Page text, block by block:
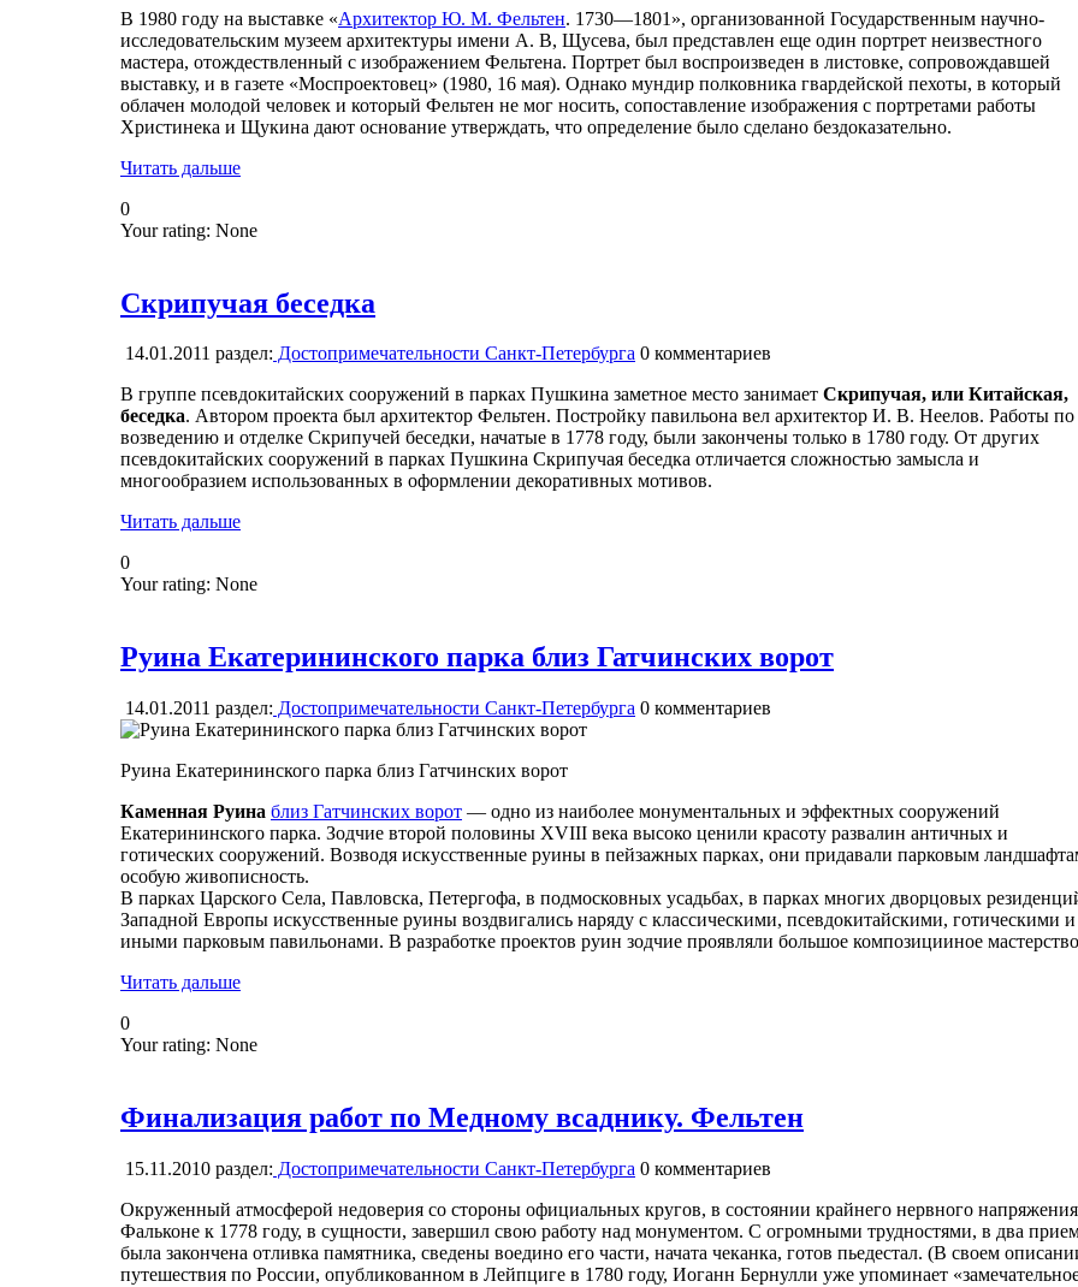
В 1980 году на выставке «Архитектор Ю. М. Фельтен. 1730—1801», организованной Государственным научно-
исследовательским музеем архитектуры имени А. В, Щусева, был представлен еще один портрет неизвестного
мастера, отождествленный с изображением Фельтена. Портрет был воспроизведен в листовке, сопровождавшей
выставку, и в газете «Моспроектовец» (1980, 16 мая). Однако мундир полковника гвардейской пехоты, в который
облачен молодой человек и который Фельтен не мог носить, сопоставление изображения с портретами работы
Христинека и Щукина дают основание утверждать, что определение было сделано бездоказательно.
Читать дальше
0
Your rating: None
Скрипучая беседка
14.01.2011 раздел: Достопримечательности Санкт-Петербурга 0 комментариев
В группе псевдокитайских сооружений в парках Пушкина заметное место занимает Скрипучая, или Китайская,
беседка. Автором проекта был архитектор Фельтен. Постройку павильона вел архитектор И. В. Неелов. Работы по
возведению и отделке Скрипучей беседки, начатые в 1778 году, были закончены только в 1780 году. От других
псевдокитайских сооружений в парках Пушкина Скрипучая беседка отличается сложностью замысла и
многообразием использованных в оформлении декоративных мотивов.
Читать дальше
0
Your rating: None
Руина Екатерининского парка близ Гатчинских ворот
14.01.2011 раздел: Достопримечательности Санкт-Петербурга 0 комментариев
Руина Екатерининского парка близ Гатчинских ворот
Каменная Руина близ Гатчинских ворот — одно из наиболее монументальных и эффектных сооружений
Екатерининского парка. Зодчие второй половины XVIII века высоко ценили красоту развалин античных и
готических сооружений. Возводя искусственные руины в пейзажных парках, они придавали парковым
особую живописность.
В парках Царского Села, Павловска, Петергофа, в подмосковных усадьбах, в парках многих дворцовых
Западной Европы искусственные руины воздвигались наряду с классическими, псевдокитайскими, готическими и
иными парковым павильонами. В разработке проектов руин зодчие проявляли большое композицииное
Читать дальше
0
Your rating: None
Финализация работ по Медному всаднику. Фельтен
15.11.2010 раздел: Достопримечательности Санкт-Петербурга 0 комментариев
Окруженный атмосферой недоверия со стороны официальных кругов, в состоянии крайнего нервного напряжения
Фальконе к 1778 году, в сущности, завершил свою работу над монументом. С огромными трудностями, в два
была закончена отливка памятника, сведены воедино его части, начата чеканка, готов пьедестал. (В своем
путешествия по России, опубликованном в Лейпциге в 1780 году, Иоганн Бернулли уже упоминает